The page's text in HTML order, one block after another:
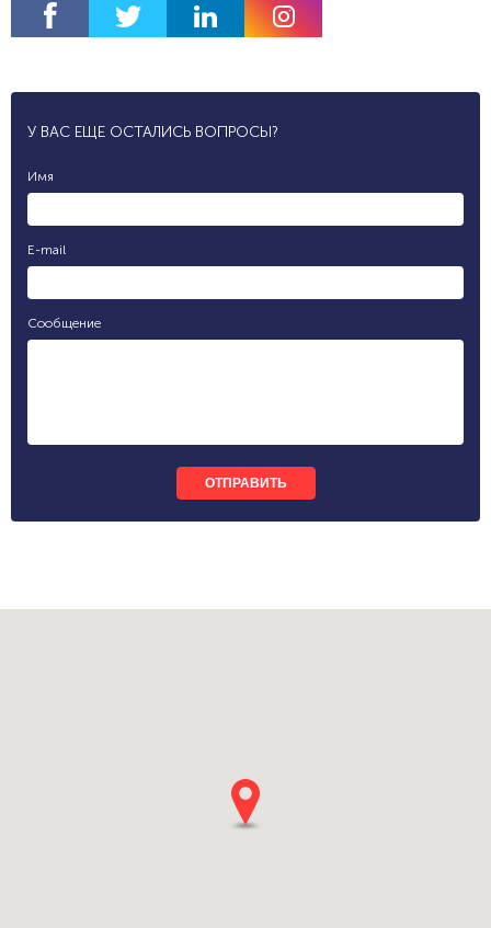
У ВАС ЕЩЕ ОСТАЛИСЬ ВОПРОСЫ?
Имя
E-mail
Сообщение
ОТПРАВИТЬ